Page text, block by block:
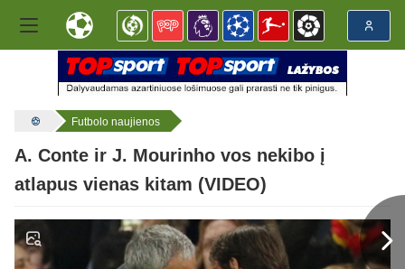
Futbolo naujienos
A. Conte ir J. Mourinho vos nekibo į
atlapus vienas kitam (VIDEO)